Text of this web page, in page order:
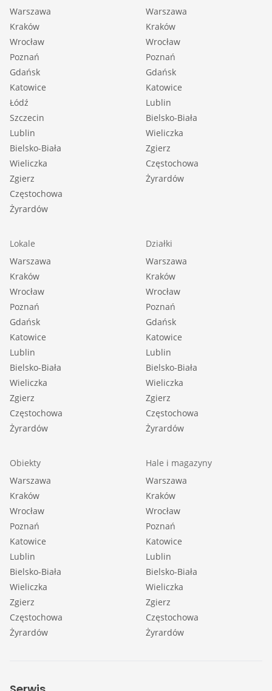
Warszawa
Kraków
Wrocław
Poznań
Gdańsk
Katowice
Łódź
Szczecin
Lublin
Bielsko-Biała
Wieliczka
Zgierz
Częstochowa
Żyrardów
Warszawa
Kraków
Wrocław
Poznań
Gdańsk
Katowice
Lublin
Bielsko-Biała
Wieliczka
Zgierz
Częstochowa
Żyrardów
Lokale
Warszawa
Kraków
Wrocław
Poznań
Gdańsk
Katowice
Lublin
Bielsko-Biała
Wieliczka
Zgierz
Częstochowa
Żyrardów
Działki
Warszawa
Kraków
Wrocław
Poznań
Gdańsk
Katowice
Lublin
Bielsko-Biała
Wieliczka
Zgierz
Częstochowa
Żyrardów
Obiekty
Warszawa
Kraków
Wrocław
Poznań
Katowice
Lublin
Bielsko-Biała
Wieliczka
Zgierz
Częstochowa
Żyrardów
Hale i magazyny
Warszawa
Kraków
Wrocław
Poznań
Katowice
Lublin
Bielsko-Biała
Wieliczka
Zgierz
Częstochowa
Żyrardów